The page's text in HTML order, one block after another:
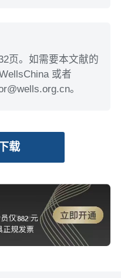
页。如需要本文献的
或者
。
载